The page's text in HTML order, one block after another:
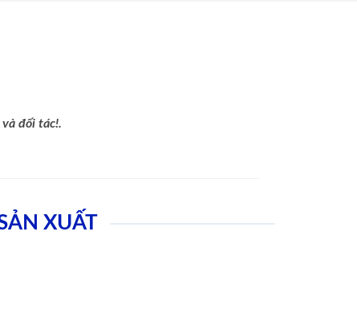
đối tác!.
XUẤT